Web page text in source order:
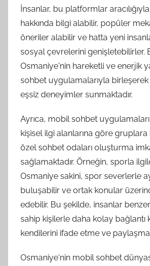
İnsanlar, bu platformlar
hakkında bilgi alabilir, popüler
öneriler alabilir ve hatta yeni
sosyal çevrelerini genişletebilirler.
Osmaniye'nin hareketli ve enerjik
sohbet uygulamalarıyla birleşerek
eşsiz deneyimler sunmaktadır.
Ayrıca, mobil sohbet
kişisel ilgi alanlarına göre gruplara
özel sohbet odaları oluşturma
sağlamaktadır. Örneğin, sporla
Osmaniye sakini, spor severlerle
buluşabilir ve ortak konular
edebilir. Bu şekilde, insanlar
sahip kişilerle daha kolay bağlantı
kendilerini ifade etme ve paylaşma
Osmaniye'nin mobil sohbet